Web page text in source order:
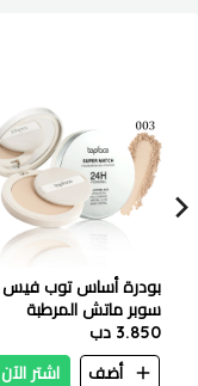
بودرة أساس توب فيس
سوبر ماتش المرطبة
PT269-003 بيج طبيعي
3.850 دب
أضف
اشتر الآن